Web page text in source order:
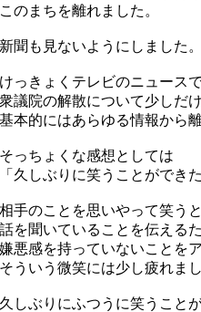
のまちを離れました。
聞も見ないようにしました。
っきょくテレビのニュース
議院の解散について少しだ
本的にはあらゆる情報から
っちょくな感想としては
久しぶりに笑うことができ
手のことを思いやって笑う
を聞いていることを伝える
悪感を持っていないことを
ういう微笑には少し疲れまし
しぶりにふつうに笑うことが